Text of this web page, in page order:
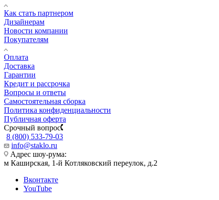
Как стать партнером
Дизайнерам
Новости компании
Покупателям
Оплата
Доставка
Гарантии
Кредит и рассрочка
Вопросы и ответы
Самостоятельная сборка
Политика конфиденциальности
Публичная оферта
Срочный вопрос
8 (800) 533-79-03
info@staklo.ru
Адрес шоу-рума:
м Каширская, 1-й Котляковский переулок, д.2
Вконтакте
YouTube